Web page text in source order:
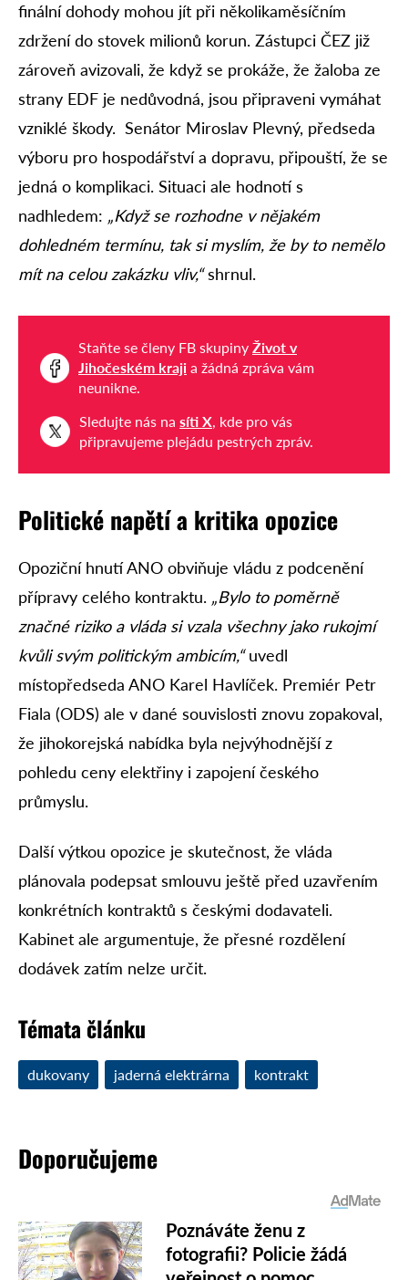
finální dohody mohou jít při několikaměsíčním
zdržení do stovek milionů korun. Zástupci ČEZ již
zároveň avizovali, že když se prokáže, že žaloba ze
strany EDF je nedůvodná, jsou připraveni vymáhat
vzniklé škody. Senátor Miroslav Plevný, předseda
výboru pro hospodářství a dopravu, připouští, že se
jedná o komplikaci. Situaci ale hodnotí s
nadhledem: „Když se rozhodne v nějakém
dohledném termínu, tak si myslím, že by to nemělo
mít na celou zakázku vliv,“shrnul.
Staňte se členy FB skupiny Život v
Jihočeském kraji a žádná zpráva vám
neunikne.
Sledujte nás na síti X, kde pro vás
připravujeme plejádu pestrých zpráv.
Politické napětí a kritika opozice
Opoziční hnutí ANO obviňuje vládu z podcenění
přípravy celého kontraktu. „Bylo to poměrně
značné riziko a vláda si vzala všechny jako rukojmí
kvůli svým politickým ambicím,“uvedl
místopředseda ANO Karel Havlíček. Premiér Petr
Fiala (ODS) ale v dané souvislosti znovu zopakoval,
že jihokorejská nabídka byla nejvýhodnější z
pohledu ceny elektřiny i zapojení českého
průmyslu.
Další výtkou opozice je skutečnost, že vláda
plánovala podepsat smlouvu ještě před uzavřením
konkrétních kontraktů s českými dodavateli.
Kabinet ale argumentuje, že přesné rozdělení
dodávek zatím nelze určit.
Témata článku
dukovany jaderná elektrárna kontrakt
Doporučujeme